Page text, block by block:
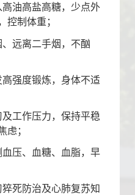
油高盐高糖，少点外
控制体重；
远离二手烟，不酗
强度锻炼，身体不适
工作压力，保持平稳
虑；
压、血糖、血脂，早
死防治及心肺复苏知